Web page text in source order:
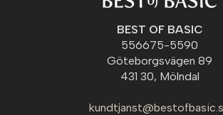
BEST OF BASIC
556675-5590
Göteborgsvägen 89
431 30, Mölndal